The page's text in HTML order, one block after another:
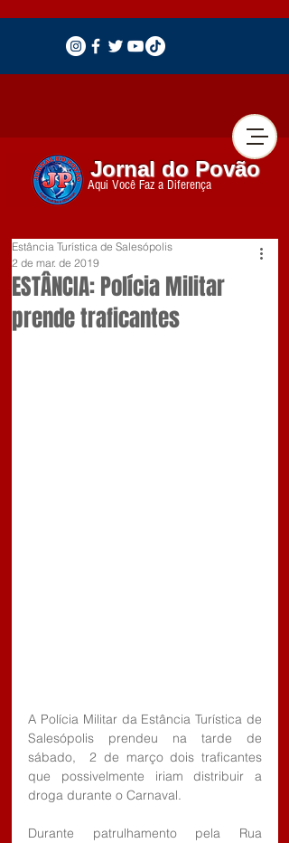
Jornal do Povão
Aqui Você Faz a Diferença
ESTÂNCIA: Polícia Militar
prende traficantes
Estância Turística de Salesópolis
2 de mar. de 2019
A Polícia Militar da Estância Turística de
Salesópolis prendeu na tarde de
sábado,  2 de março dois traficantes
que possivelmente iriam distribuir a
droga durante o Carnaval.
Durante patrulhamento pela Rua